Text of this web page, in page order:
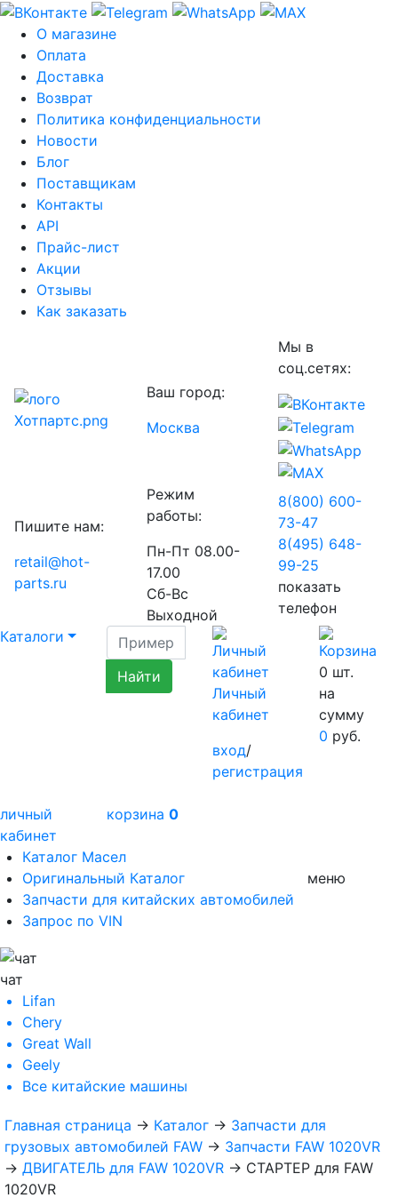
О магазине
Оплата
Доставка
Возврат
Политика конфиденциальности
Новости
Блог
Поставщикам
Контакты
API
Прайс-лист
Акции
Отзывы
Как заказать
Ваш город:
Москва
Мы в
соц.сетях:
Пишите нам:
retail@hot-
parts.ru
Режим
работы:
Пн-Пт 08.00-
17.00
Сб-Вс
Выходной
8(800) 600-
73-47
8(495) 648-
99-25
показать
телефон
Каталоги
Личный
кабинет
вход/
регистрация
0 шт.
на
сумму
0 руб.
личный
кабинет
корзина 0
Каталог Масел
Оригинальный Каталог
Запчасти для китайских автомобилей
Запрос по VIN
меню
чат
Lifan
Chery
Great Wall
Geely
Все китайские машины
Главная страница → Каталог → Запчасти для
грузовых автомобилей FAW → Запчасти FAW 1020VR
→ ДВИГАТЕЛЬ для FAW 1020VR → СТАРТЕР для FAW
1020VR